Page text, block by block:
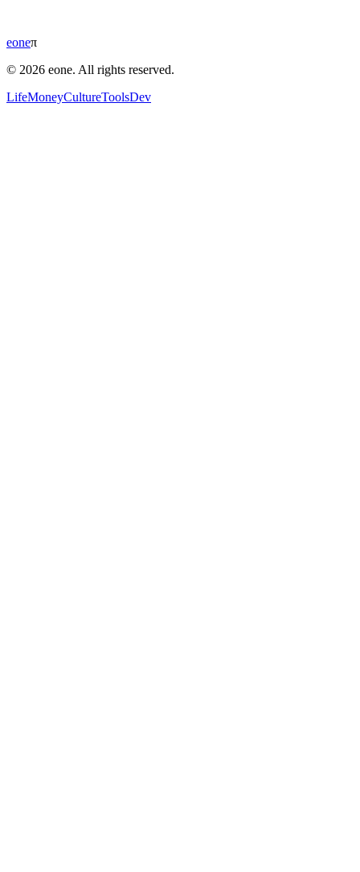
eoneπ
© 2026 eone. All rights reserved.
LifeMoneyCultureToolsDev